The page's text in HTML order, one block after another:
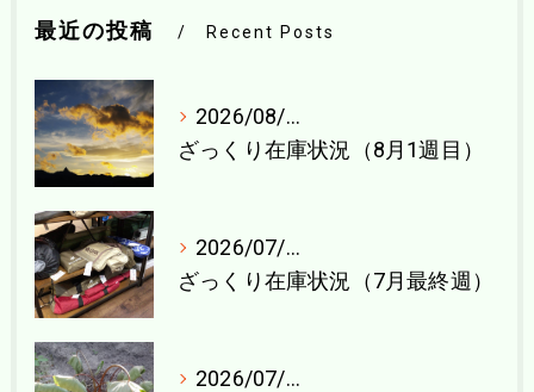
最近の投稿 Recent Posts
2026/08/04
ざっくり在庫状況（8月1週目）
2026/07/27
ざっくり在庫状況（7月最終週）
2026/07/21